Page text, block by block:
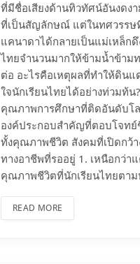
ที่มีชื่อเสียงด้านทิวทัศน์อันงดงา
ที่เป็นสัญลักษณ์ แต่ในทศวรรษ
แคนาดาได้กลายเป็นแม่เหล็ก
ไทยจำนวนมากให้ข้ามน้ำข้าม
ต่อ อะไรคือเหตุผลที่ทำให้ดิน
ใจนักเรียนไทยได้อย่างท่วมท้น
คุณภาพการศึกษาที่ติดอันดับโ
องค์ประกอบสำคัญที่ตอบโจท
ทั้งคุณภาพชีวิต สังคมที่เปิดกว้า
ทางอาชีพที่รออยู่ 1. เหนือกว่า
คุณภาพชีวิตที่นักเรียนไทยตา
READ MORE